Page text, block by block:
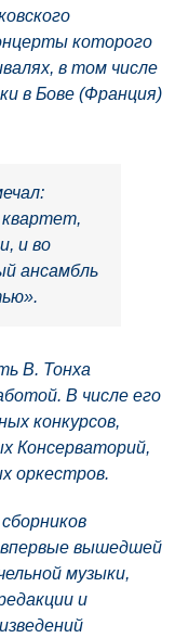
которого
в том числе
в Бове (Франция)
и во
ансамбль
В. Тонха
В числе его
конкурсов,
Консерваторий,
оркестров.
впервые вышедшей
музыки,
и